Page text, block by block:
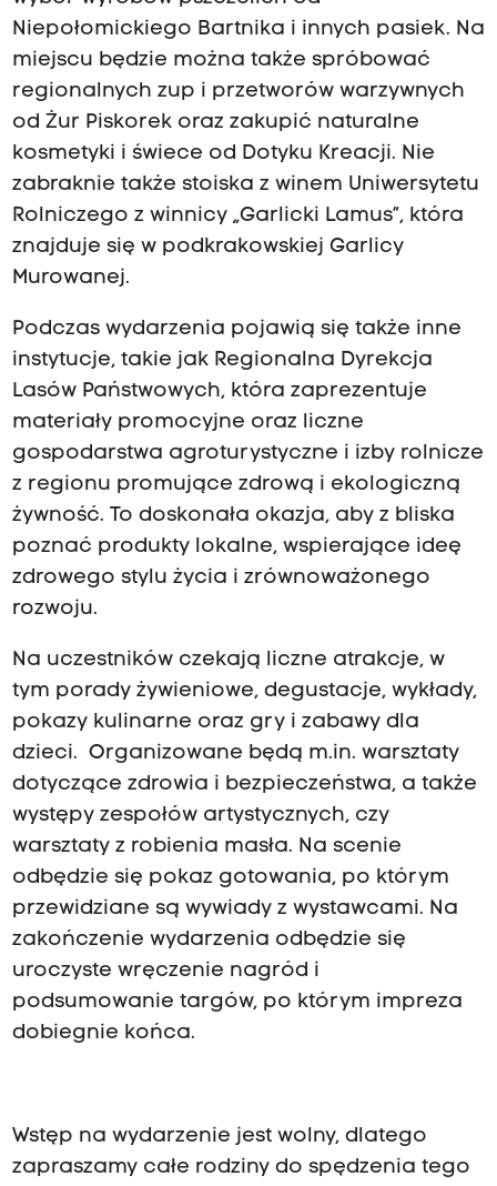
Niepołomickiego Bartnika i innych pasiek. Na
miejscu będzie można także spróbować
regionalnych zup i przetworów warzywnych
od Żur Piskorek oraz zakupić naturalne
kosmetyki i świece od Dotyku Kreacji. Nie
zabraknie także stoiska z winem Uniwersytetu
Rolniczego z winnicy „Garlicki Lamus”, która
znajduje się w podkrakowskiej Garlicy
Murowanej.
Podczas wydarzenia pojawią się także inne
instytucje, takie jak Regionalna Dyrekcja
Lasów Państwowych, która zaprezentuje
materiały promocyjne oraz liczne
gospodarstwa agroturystyczne i izby rolnicze
z regionu promujące zdrową i ekologiczną
żywność. To doskonała okazja, aby z bliska
poznać produkty lokalne, wspierające ideę
zdrowego stylu życia i zrównoważonego
rozwoju.
Na uczestników czekają liczne atrakcje, w
tym porady żywieniowe, degustacje, wykłady,
pokazy kulinarne oraz gry i zabawy dla
dzieci. Organizowane będą m.in. warsztaty
dotyczące zdrowia i bezpieczeństwa, a także
występy zespołów artystycznych, czy
warsztaty z robienia masła. Na scenie
odbędzie się pokaz gotowania, po którym
przewidziane są wywiady z wystawcami. Na
zakończenie wydarzenia odbędzie się
uroczyste wręczenie nagród i
podsumowanie targów, po którym impreza
dobiegnie końca.
Wstęp na wydarzenie jest wolny, dlatego
zapraszamy całe rodziny do spędzenia tego